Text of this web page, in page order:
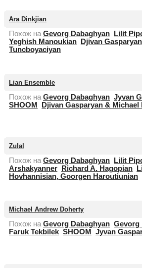
Ara Dinkjian
Похож на Gevorg Dabaghyan
Lilit
Yeghish Manoukian
Djivan
Tuncboyaciyan
Lian Ensemble
Похож на Gevorg Dabaghyan Jyvan
SHOOM
Djivan Gasparyan & Michael
Zulal
Похож на Gevorg Dabaghyan
Lilit
Arshakyanner
Richard A. Hagopian
Hovhannisian, Goorgen Haroutiunian
Michael Andrew Doherty
Похож на Gevorg Dabaghyan Gevorg
Faruk Tekbilek SHOOM Jyvan